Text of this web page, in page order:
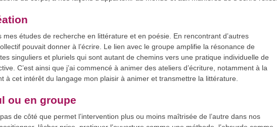
mes études de recherche en littérature et en poésie. En rencontrant d’autres
pouvait donner à l’écrire. Le lien avec le groupe amplifie la résonance de
singuliers et pluriels qui sont autant de chemins vers une pratique individuelle de
C’est ainsi que j’ai commencé à animer des ateliers d’écriture, notamment à la
à cet intérêt du langage mon plaisir à animer et transmettre la littérature.
ou en groupe
de côté que permet l’intervention plus ou moins maîtrisée de l’autre dans nos